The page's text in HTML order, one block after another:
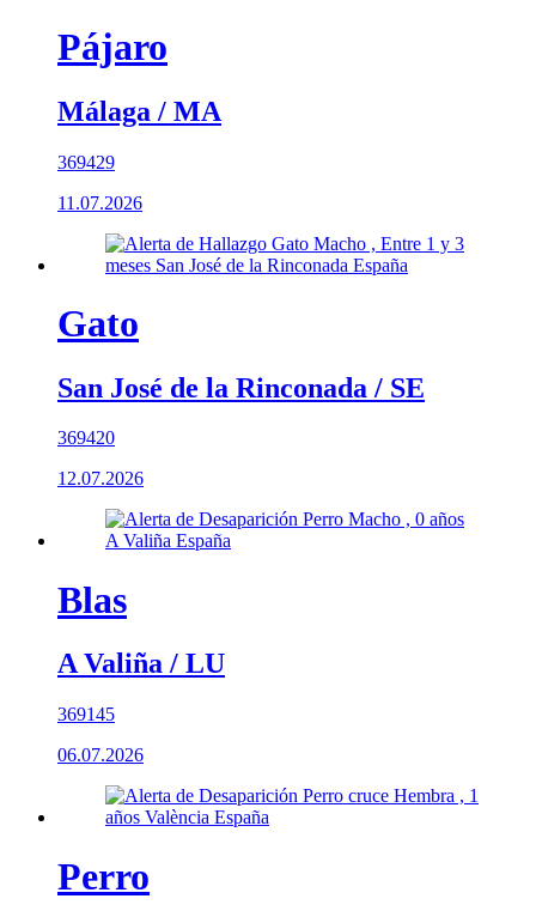
Pájaro
Málaga / MA
369429
11.07.2026
Gato
San José de la Rinconada / SE
369420
12.07.2026
Blas
A Valiña / LU
369145
06.07.2026
Perro